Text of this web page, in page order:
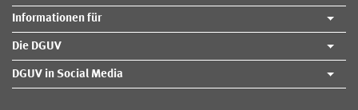
Informationen für
Die DGUV
DGUV in Social Media